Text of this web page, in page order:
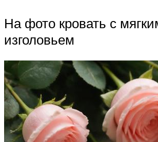
На фото кровать с
изголовьем